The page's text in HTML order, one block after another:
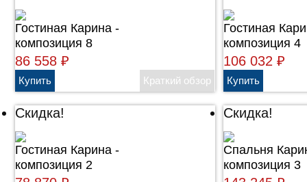
Гостиная Карина -
композиция 8
86 558₽
Гостиная
композиция 4
106 032₽
Скидка!
Гостиная Карина -
композиция 2
Скидка!
Cпальня
композиция 3